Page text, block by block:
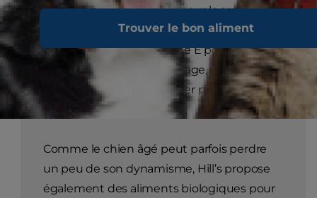
Trouver le bon aliment
équilibrées en minéraux pour la santé
cardiaque et rénale, des acides gras
Oméga-6 et de la vitamine E pour une
belle peau et un beau pelage, et des
ingrédients faciles à digérer pour faciliter la
digestion.
Comme le chien âgé peut parfois perdre
un peu de son dynamisme, Hill’s propose
également des aliments biologiques pour